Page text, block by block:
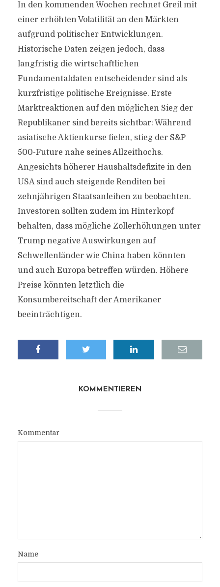
In den kommenden Wochen rechnet Greil mit
einer erhöhten Volatilität an den Märkten
aufgrund politischer Entwicklungen.
Historische Daten zeigen jedoch, dass
langfristig die wirtschaftlichen
Fundamentaldaten entscheidender sind als
kurzfristige politische Ereignisse. Erste
Marktreaktionen auf den möglichen Sieg der
Republikaner sind bereits sichtbar: Während
asiatische Aktienkurse fielen, stieg der S&P
500-Future nahe seines Allzeithochs.
Angesichts höherer Haushaltsdefizite in den
USA sind auch steigende Renditen bei
zehnjährigen Staatsanleihen zu beobachten.
Investoren sollten zudem im Hinterkopf
behalten, dass mögliche Zollerhöhungen unter
Trump negative Auswirkungen auf
Schwellenländer wie China haben könnten
und auch Europa betreffen würden. Höhere
Preise könnten letztlich die
Konsumbereitschaft der Amerikaner
beeinträchtigen.
KOMMENTIEREN
Kommentar
Name